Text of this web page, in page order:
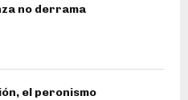
no derrama
el peronismo